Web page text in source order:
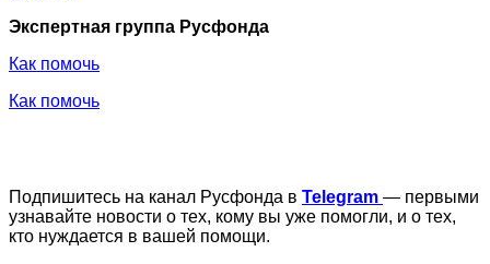
Экспертная группа Русфонда
Как помочь
Как помочь
Подпишитесь на канал Русфонда в Telegram — первыми
узнавайте новости о тех, кому вы уже помогли, и о тех,
кто нуждается в вашей помощи.